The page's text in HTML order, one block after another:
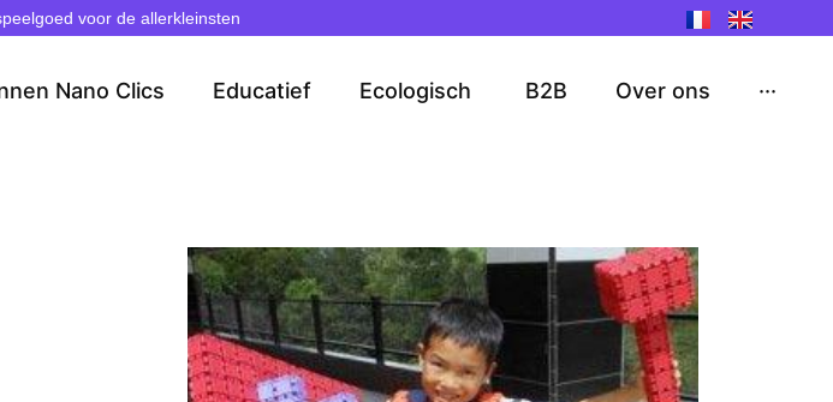
voor de allerkleinsten
Nano Clics Educatief Ecologisch B2B Over ons ···